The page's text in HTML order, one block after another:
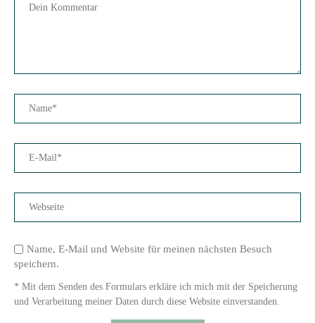
Name, E-Mail und Website für meinen nächsten Besuch
speichern.
* Mit dem Senden des Formulars erkläre ich mich mit der Speicherung
und Verarbeitung meiner Daten durch diese Website einverstanden.